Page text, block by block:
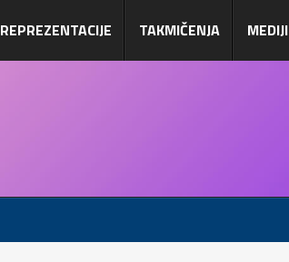
REPREZENTACIJE TAKMIČENJA MEDIJI